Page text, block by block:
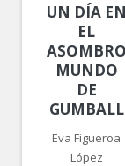
UN DÍA EN
EL
MUNDO
DE
GUMBALL
Eva Figueroa
López